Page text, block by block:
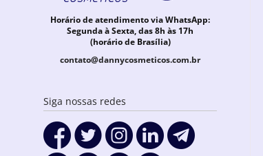
Horário de atendimento via WhatsApp:
Segunda à Sexta, das 8h às 17h
(horário de Brasília)
contato@dannycosmeticos.com.br
Siga nossas redes